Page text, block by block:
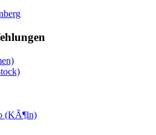
(KÃ¶ln)